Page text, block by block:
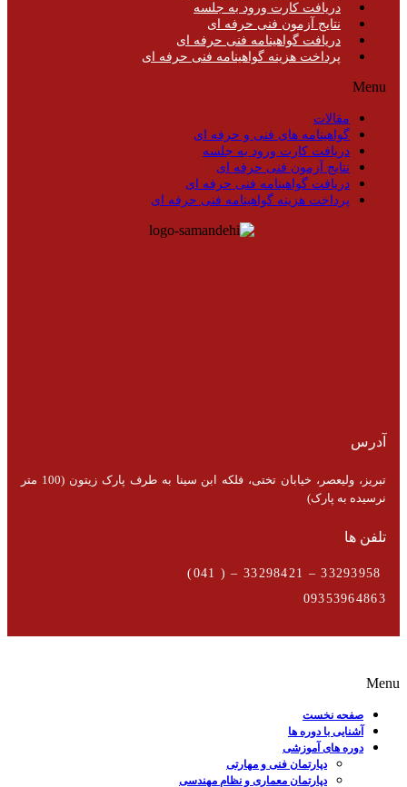
دریافت کارت ورود به جلسه
نتایج آزمون فنی حرفه ای
دریافت گواهینامه فنی حرفه ای
پرداخت هزینه گواهینامه فنی حرفه ای
Menu
مقالات
گواهینامه های فنی و حرفه ای
دریافت کارت ورود به جلسه
نتایج آزمون فنی حرفه ای
دریافت گواهینامه فنی حرفه ای
پرداخت هزینه گواهینامه فنی حرفه ای
آدرس
تبریز، ولیعصر، خیابان تختی، فلکه ابن سینا به طرف پارک زیتون (100 متر
نرسیده به پارک)
تلفن ها
09353964863
Menu
صفحه نخست
آشنایی با دوره ها
دوره های آموزشی
دپارتمان فنی و مهارتی
دپارتمان معماری و نظام مهندسی